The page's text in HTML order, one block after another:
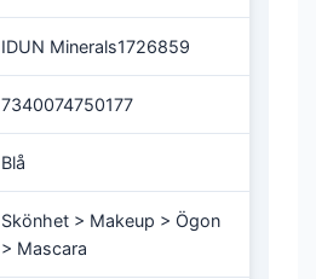
IDUN Minerals1726859
7340074750177
Blå
Skönhet > Makeup > Ögon
> Mascara